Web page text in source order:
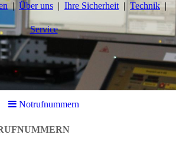
Über uns Ihre Sicherheit Technik
Service
Notrufnummern